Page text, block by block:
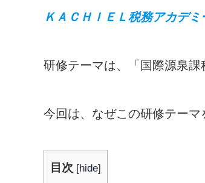
ＫＡＣＨＩＥＬ税務アカデ
研修テーマは、「国際源泉課
今回は、なぜこの研修テーマ
目次 [hide]